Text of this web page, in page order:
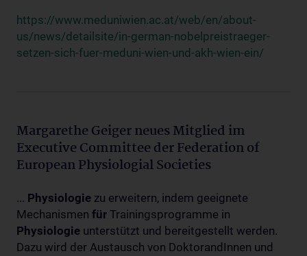
https://www.meduniwien.ac.at/web/en/about-
us/news/detailsite/in-german-nobelpreistraeger-
setzen-sich-fuer-meduni-wien-und-akh-wien-ein/
Margarethe Geiger neues Mitglied im
Executive Committee der Federation of
European Physiologial Societies
... Physiologie zu erweitern, indem geeignete
Mechanismen für Trainingsprogramme in
Physiologie unterstützt und bereitgestellt werden.
Dazu wird der Austausch von DoktorandInnen und